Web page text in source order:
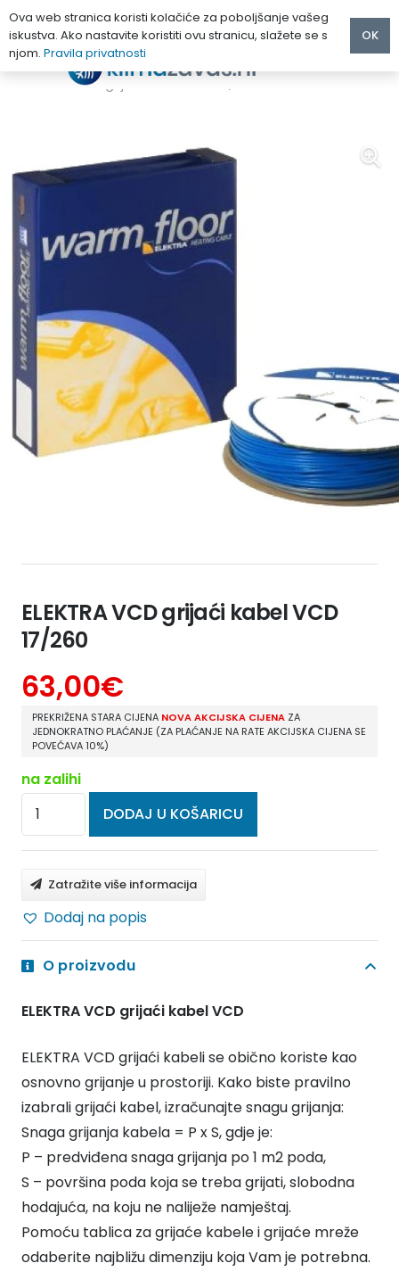
ELEKTRA VCD grijaći kabel VCD 17/260
ELEKTRA VCD grijaći kabel VCD
17/260
63,00€
PREKRIŽENA STARA CIJENA NOVA AKCIJSKA CIJENA ZA
JEDNOKRATNO PLAĆANJE (ZA PLAĆANJE NA RATE AKCIJSKA CIJENA SE
POVEĆAVA 10%)
na zalihi
ELEKTRA
VCD
grijaći
kabel
17/260
DODAJ U KOŠARICU
Zatražite više informacija
Dodaj na popis
O proizvodu
ELEKTRA VCD grijaći kabel VCD
ELEKTRA VCD grijaći kabeli se obično koriste kao
osnovno grijanje u prostoriji. Kako biste pravilno
izabrali grijaći kabel, izračunajte snagu grijanja:
Snaga grijanja kabela = P x S, gdje je:
P – predviđena snaga grijanja po 1 m2 poda,
S – površina poda koja se treba grijati, slobodna
hodajuća, na koju ne naliježe namještaj.
Pomoću tablica za grijaće kabele i grijaće mreže
odaberite najbližu dimenziju koja Vam je potrebna.
Ova web stranica koristi kolačiće za poboljšanje vašeg
iskustva. Ako nastavite koristiti ovu stranicu, slažete se s
njom. Pravila privatnosti
OK